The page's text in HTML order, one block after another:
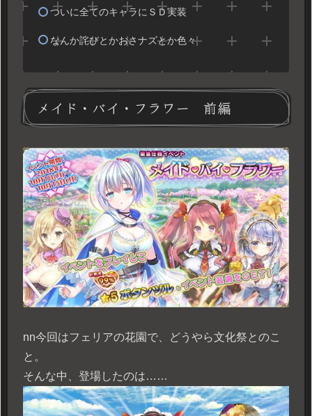
ついに全てのキャラにＳＤ実装
なんか詫びとかおさナズとか色々
メイド・バイ・フラワー 前編
nn今回はフェリアの花園で、どうやら文化祭とのこ
と。
そんな中、登場したのは……